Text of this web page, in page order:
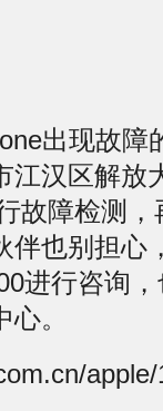
出现故障
江汉区解放
故障检测
伴也别担心
进行咨询
。